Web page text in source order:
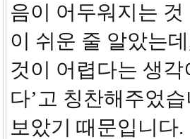
음이 어두워지는
이 쉬운 줄 알았는
것이 어렵다는 생
다’고 칭찬해주었
보았기 때문입니다